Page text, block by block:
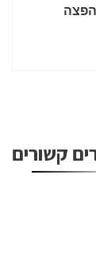
קשורים